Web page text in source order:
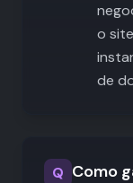
o
de
Q Como